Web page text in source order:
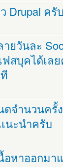
Drupal ครับ
ยวันละ
ฟสบุคได้เล
จำนวนครั้ง
นะนำครับ
อหาออกมา